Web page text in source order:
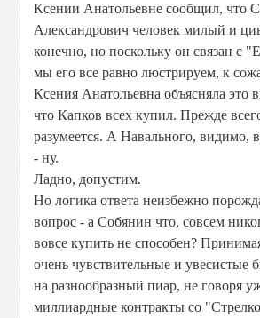
Ксении Анатольевне сообщил, что
Александрович человек милый и
конечно, но поскольку он связан с
мы его все равно люстрируем, к
Ксения Анатольевна объясняла это
что Капков всех купил. Прежде
разумеется. А Навального, видимо,
- ну.
Ладно, допустим.
Но логика ответа неизбежно
вопрос - а Собянин что, совсем
вовсе купить не способен?
очень чувствительные и увесистые
на разнообразный пиар, не говоря
миллиардные контракты со